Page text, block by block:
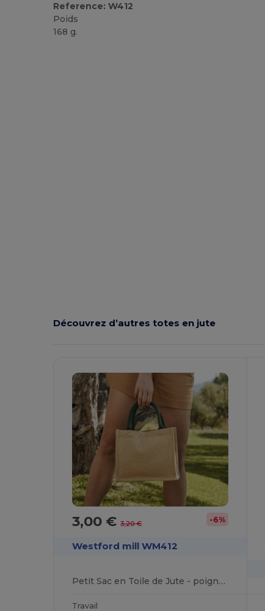
Reference: W412
Poids
168 g.
Découvrez d’autres totes en jute
Personnalisez-
3,00 €3,20 € -6%
Westford mill WM412
Petit Sac en Toile de Jute - poignées en coton - dimensions 26x22x14cm
Travail